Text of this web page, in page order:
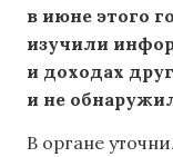
в июне этого
изучили
и доходах
и не
В органе